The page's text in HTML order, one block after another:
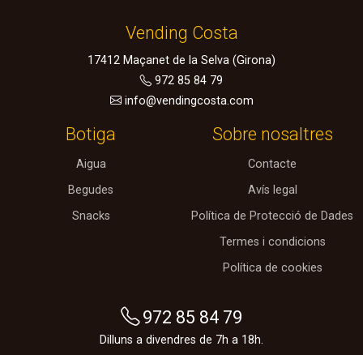
Vending Costa
17412 Maçanet de la Selva (Girona)
972 85 84 79
info@vendingcosta.com
Botiga
Aigua
Begudes
Snacks
Sobre nosaltres
Contacte
Avís legal
Política de Protecció de Dades
Termes i condicions
Política de cookies
972 85 84 79
Dilluns a divendres de 7h a 18h.